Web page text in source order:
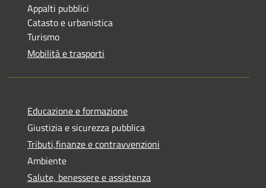
Appalti pubblici
Catasto e urbanistica
Turismo
Mobilità e trasporti
Educazione e formazione
Giustizia e sicurezza pubblica
Tributi,finanze e contravvenzioni
Ambiente
Salute, benessere e assistenza